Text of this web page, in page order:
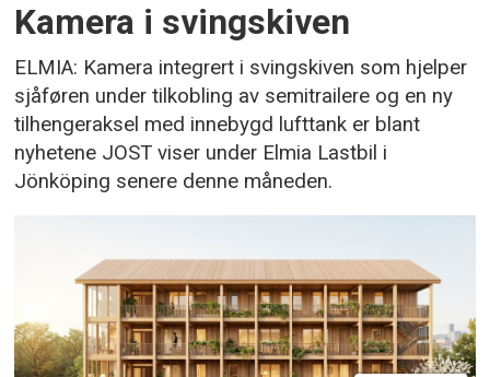
Kamera i svingskiven
ELMIA: Kamera integrert i svingskiven som hjelper
sjåføren under tilkobling av semitrailere og en ny
tilhengeraksel med innebygd lufttank er blant
nyhetene JOST viser under Elmia Lastbil i
Jönköping senere denne måneden.